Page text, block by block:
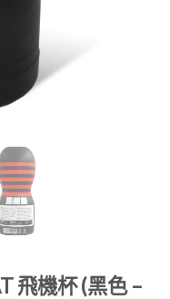
飛機杯 (黑色 –